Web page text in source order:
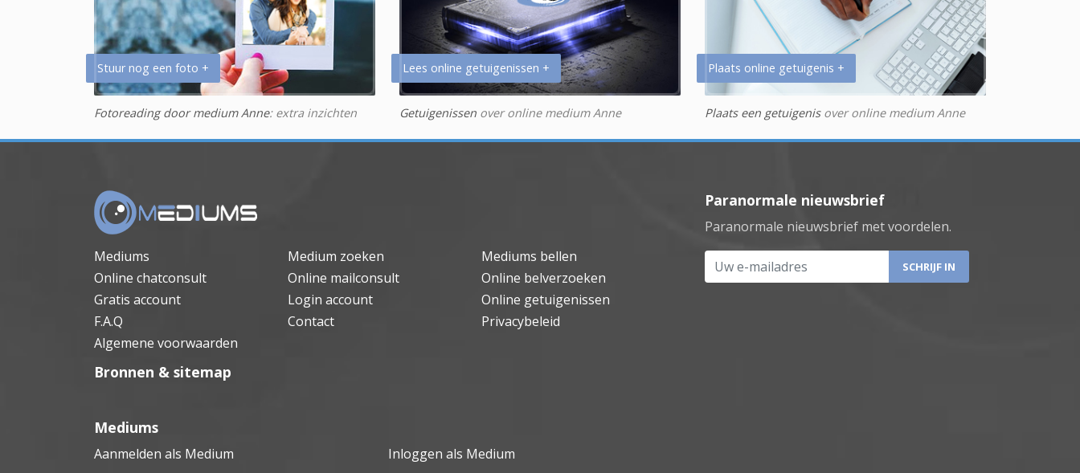
Stuur nog een foto +
Fotoreading door medium Anne: extra inzichten
Lees online getuigenissen +
Getuigenissen over online medium Anne
Plaats online getuigenis +
Plaats een getuigenisover online medium Anne
Mediums Medium zoeken
Mediums bellen
Online chatconsult
Online mailconsult
Online belverzoeken
Gratis account
Login account
Online getuigenissen
F.A.Q
Contact
Privacybeleid
Algemene voorwaarden
Paranormale nieuwsbrief
Paranormale nieuwsbrief met voordelen.
Uw e-mailadres
Bronnen & sitemap
Mediums
Aanmelden als Medium Inloggen als Medium